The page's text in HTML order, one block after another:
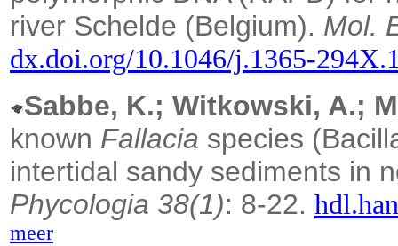
river Schelde (Belgium). Mol.
dx.doi.org/10.1046/j.1365-
Sabbe, K.; Witkowski, A.;
known Fallacia species
intertidal sandy sediments in
Phycologia 38(1): 8-22.
meer